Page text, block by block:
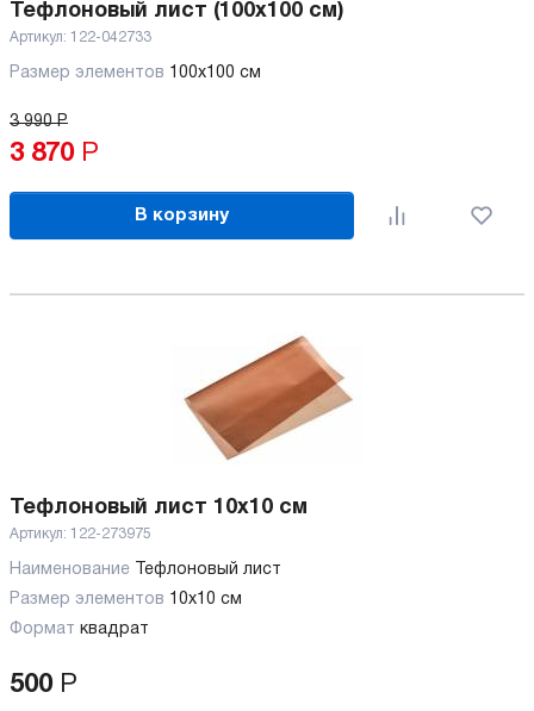
Тефлоновый лист (100x100 см)
Артикул: 122-042733
Размер элементов 100x100 см
3 990 Р
3 870 Р
В корзину
Тефлоновый лист 10x10 см
Артикул: 122-273975
Наименование
Тефлоновый лист
Размер элементов 10х10 см
Формат квадрат
500 Р